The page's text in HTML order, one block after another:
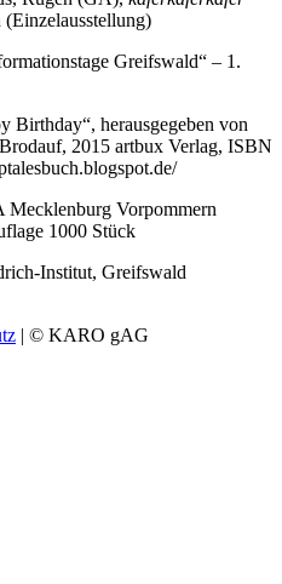
Greifswald“ – 1.
Birthday“, herausgegeben von
2015 artbux Verlag, ISBN
Mecklenburg Vorpommern
1000 Stück
Institut, Greifswald
| © KARO gAG